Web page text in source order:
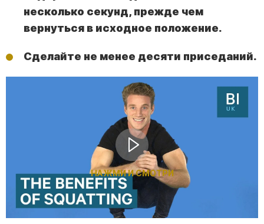
несколько секунд, прежде чем
вернуться в исходное положение.
Сделайте не менее десяти приседаний.
НАЖМИ И СМОТРИ